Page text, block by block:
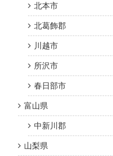
北本市
北葛飾郡
川越市
所沢市
春日部市
富山県
中新川郡
山梨県